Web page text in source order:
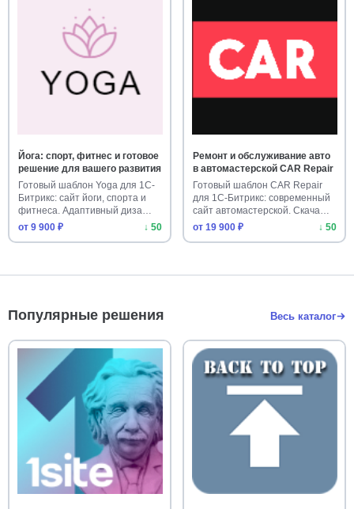
Йога: спорт, фитнес и готовое
решение для вашего развития
Готовый шаблон Yoga для 1С-
Битрикс: сайт йоги, спорта и
фитнеса. Адаптивный диза…
от 9 900 ₽
↓ 50
Ремонт и обслуживание авто
в автомастерской CAR Repair
Готовый шаблон CAR Repair
для 1С-Битрикс: современный
сайт автомастерской. Скача…
от 19 900 ₽
↓ 50
Популярные решения Весь каталог